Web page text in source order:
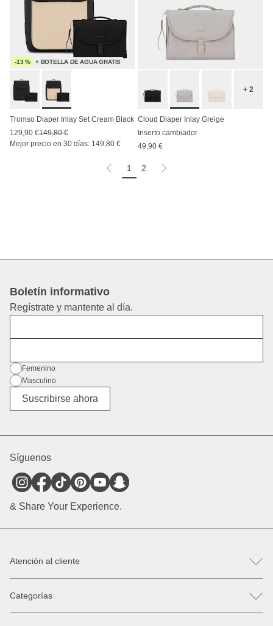
-13 % + BOTELLA DE AGUA GRATIS
Tromso Diaper Inlay Set Cream Black
129,90 €149,80 €
Mejor precio en 30 días: 149,80 €
+ 2
Cloud Diaper Inlay Greige
Inserto cambiador
49,90 €
1 2
Boletín informativo
Regístrate y mantente al día.
Género
Femenino
Masculino
Diverso
Suscribirse ahora
Síguenos
& Share Your Experience.
Atención al cliente
Ayuda & Contacto
Registro de devolución / reclamación
Categorías